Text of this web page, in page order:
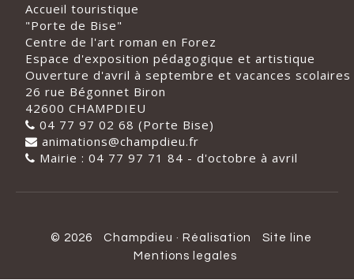
Accueil touristique
"Porte de Bise"
Centre de l'art roman en Forez
Espace d'exposition pédagogique et artistique
Ouverture d'avril à septembre et vacances scolaires
26 rue Bégonnet Biron
42600 CHAMPDIEU
04 77 97 02 68 (Porte Bise)
animations@champdieu.fr
Mairie : 04 77 97 71 84 - d'octobre à avril
© 2026 Champdieu · Réalisation
Site line
Mentions legales